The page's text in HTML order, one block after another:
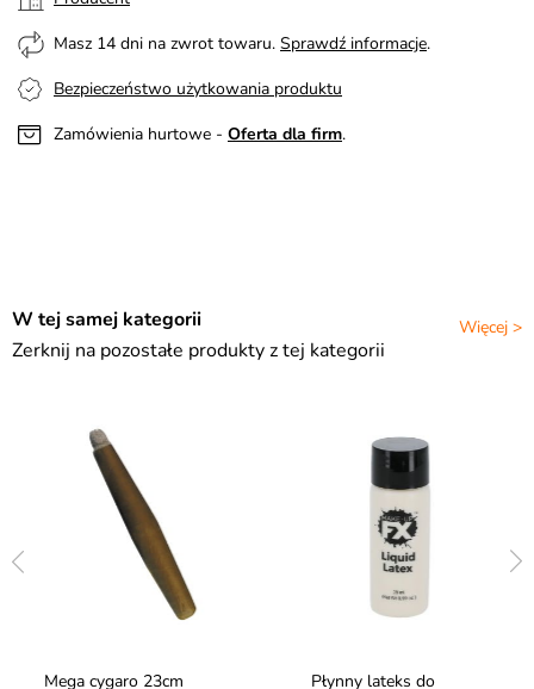
Masz 14 dni na zwrot towaru. Sprawdź informacje.
Bezpieczeństwo użytkowania produktu
Zamówienia hurtowe - Oferta dla firm.
Więcej >
W tej samej kategorii
Zerknij na pozostałe produkty z tej kategorii
Mega cygaro 23cm Płynny lateks do